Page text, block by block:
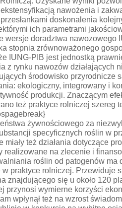
nawożenia i
doskonalenia
ich parametrami
wersje doradztwa
stopnia zrównoważonego
IUNG-PIB jest jednostką
z rynku nawozów działających
środowisko
ekologiczny, integrowany i
produkcji. Znaczącym
też praktyce rolniczej
żywnościowego za
specyficznych roślin w
miały też działania dotyczące
realizowane na zlecenie i
roślin od patogenów ma
praktyce rolniczej. Przewiduje
znajdującego się u około 120
przynosi wymierne korzyści
wpłynął też na wzrost